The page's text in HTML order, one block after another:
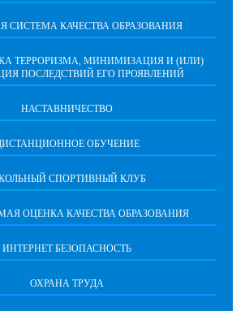
СИСТЕМА КАЧЕСТВА ОБРАЗОВАНИЯ
ТЕРРОРИЗМА, МИНИМИЗАЦИЯ И (ИЛИ)
ПОСЛЕДСТВИЙ ЕГО ПРОЯВЛЕНИЙ
НАСТАВНИЧЕСТВО
ОБУЧЕНИЕ
СПОРТИВНЫЙ КЛУБ
ОЦЕНКА КАЧЕСТВА ОБРАЗОВАНИЯ
ИНТЕРНЕТ БЕЗОПАСНОСТЬ
ОХРАНА ТРУДА